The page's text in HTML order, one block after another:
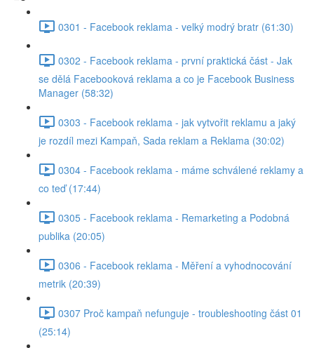
0301 - Facebook reklama - velký modrý bratr (61:30)
0302 - Facebook reklama - první praktická část - Jak
se dělá Facebooková reklama a co je Facebook Business
Manager (58:32)
0303 - Facebook reklama - jak vytvořit reklamu a jaký
je rozdíl mezi Kampaň, Sada reklam a Reklama (30:02)
0304 - Facebook reklama - máme schválené reklamy a
co teď (17:44)
0305 - Facebook reklama - Remarketing a Podobná
publika (20:05)
0306 - Facebook reklama - Měření a vyhodnocování
metrik (20:39)
0307 Proč kampaň nefunguje - troubleshooting část 01
(25:14)